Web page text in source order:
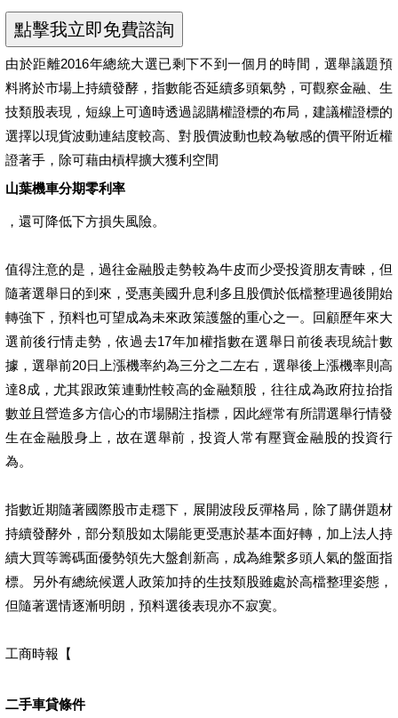
由於距離2016年總統大選已剩下不到一個月的時間，選舉議題預
料將於市場上持續發酵，指數能否延續多頭氣勢，可觀察金融、生
技類股表現，短線上可適時透過認購權證標的布局，建議權證標的
選擇以現貨波動連結度較高、對股價波動也較為敏感的價平附近權
證著手，除可藉由槓桿擴大獲利空間
山葉機車分期零利率
，還可降低下方損失風險。
值得注意的是，過往金融股走勢較為牛皮而少受投資朋友青睞，但
隨著選舉日的到來，受惠美國升息利多且股價於低檔整理過後開始
轉強下，預料也可望成為未來政策護盤的重心之一。回顧歷年來大
選前後行情走勢，依過去17年加權指數在選舉日前後表現統計數
據，選舉前20日上漲機率約為三分之二左右，選舉後上漲機率則高
達8成，尤其跟政策連動性較高的金融類股，往往成為政府拉抬指
數並且營造多方信心的市場關注指標，因此經常有所謂選舉行情發
生在金融股身上，故在選舉前，投資人常有壓寶金融股的投資行
為。
指數近期隨著國際股市走穩下，展開波段反彈格局，除了購併題材
持續發酵外，部分類股如太陽能更受惠於基本面好轉，加上法人持
續大買等籌碼面優勢領先大盤創新高，成為維繫多頭人氣的盤面指
標。另外有總統候選人政策加持的生技類股雖處於高檔整理姿態，
但隨著選情逐漸明朗，預料選後表現亦不寂寞。
工商時報【
二手車貸條件